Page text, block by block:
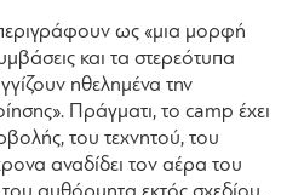
περιγράφουν ως «μια μορφή
και τα στερεότυπα
ηθελημένα την
Πράγματι, το camp έχει
του τεχνητού, του
αναδίδει τον αέρα του